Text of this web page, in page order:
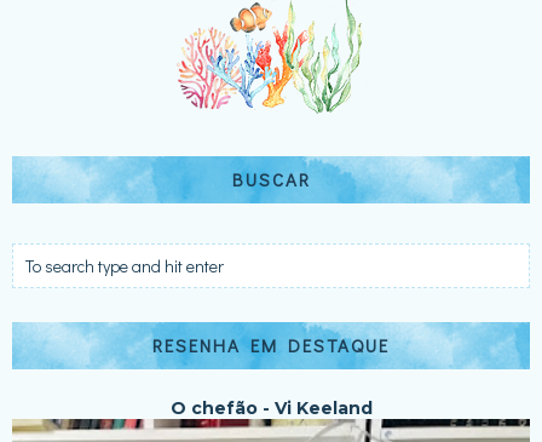
BUSCAR
RESENHA EM DESTAQUE
O chefão - Vi Keeland